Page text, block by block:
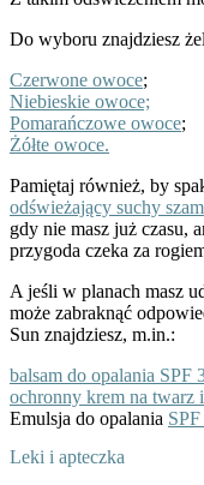
Do wyboru znajdziesz
Czerwone owoce;
Niebieskie owoce;
Pomarańczowe owoce;
Żółte owoce.
Pamiętaj również, by
odświeżający suchy
gdy nie masz już czasu,
przygoda czeka za
A jeśli w planach masz
może zabraknąć
Sun znajdziesz, m.in.:
balsam do opalania SPF
ochronny krem na twarz
Emulsja do opalania
Leki i apteczka